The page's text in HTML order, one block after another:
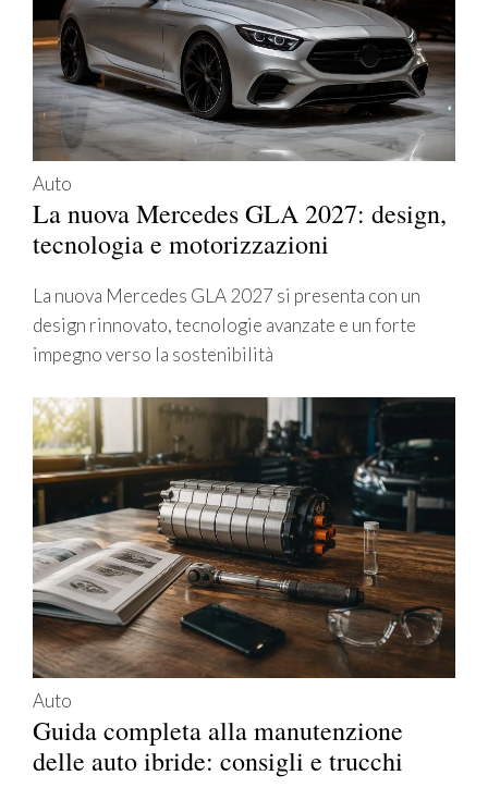
Auto
La nuova Mercedes GLA 2027: design,
tecnologia e motorizzazioni
La nuova Mercedes GLA 2027 si presenta con un
design rinnovato, tecnologie avanzate e un forte
impegno verso la sostenibilità
Auto
Guida completa alla manutenzione
delle auto ibride: consigli e trucchi